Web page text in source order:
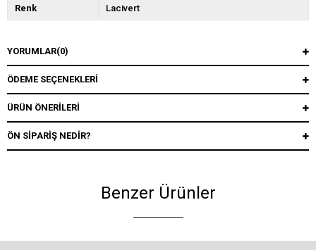
Renk Lacivert
YORUMLAR(0)
ÖDEME SEÇENEKLERI
ÜRÜN ÖNERILERI
ÖN SIPARIŞ NEDIR?
Benzer Ürünler